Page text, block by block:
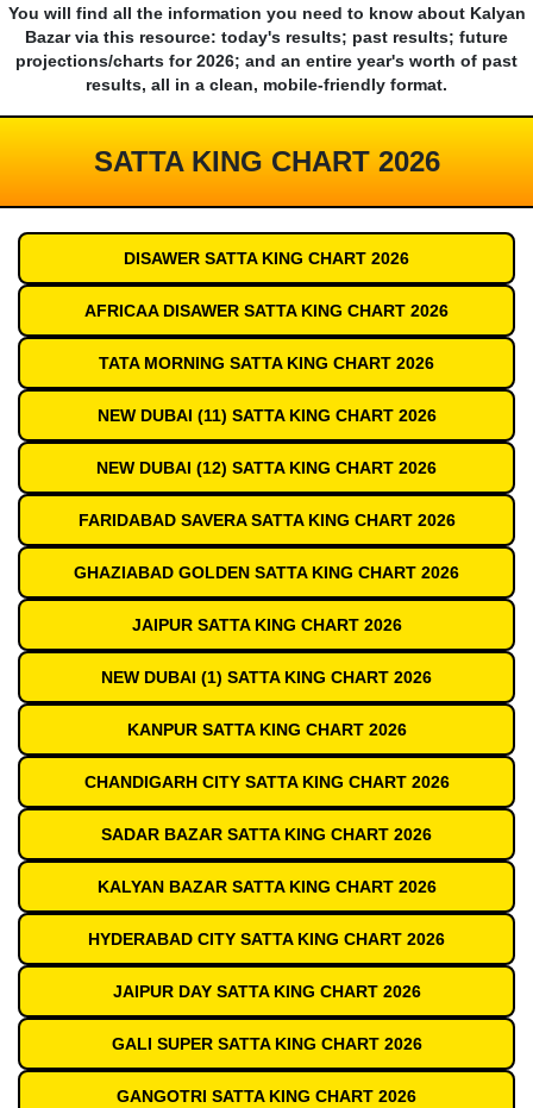
You will find all the information you need to know about Kalyan
Bazar via this resource: today's results; past results; future
projections/charts for 2026; and an entire year's worth of past
results, all in a clean, mobile-friendly format.
SATTA KING CHART 2026
DISAWER SATTA KING CHART 2026
AFRICAA DISAWER SATTA KING CHART 2026
TATA MORNING SATTA KING CHART 2026
NEW DUBAI (11) SATTA KING CHART 2026
NEW DUBAI (12) SATTA KING CHART 2026
FARIDABAD SAVERA SATTA KING CHART 2026
GHAZIABAD GOLDEN SATTA KING CHART 2026
JAIPUR SATTA KING CHART 2026
NEW DUBAI (1) SATTA KING CHART 2026
KANPUR SATTA KING CHART 2026
CHANDIGARH CITY SATTA KING CHART 2026
SADAR BAZAR SATTA KING CHART 2026
KALYAN BAZAR SATTA KING CHART 2026
HYDERABAD CITY SATTA KING CHART 2026
JAIPUR DAY SATTA KING CHART 2026
GALI SUPER SATTA KING CHART 2026
GANGOTRI SATTA KING CHART 2026